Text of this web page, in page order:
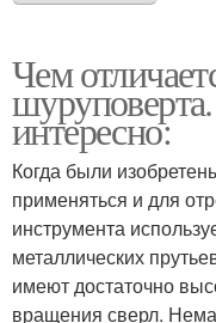
Чем
интересно:
Когда были
применяться и для
инструмента
металлических
имеют достаточно
вращения сверл.